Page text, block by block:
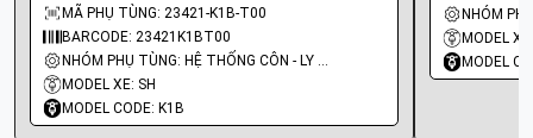
MÃ PHỤ TÙNG: 23421-K1B-T00
BARCODE: 23421K1BT00
NHÓM PHỤ TÙNG: HỆ THỐNG CÔN - LY HỢP - TRỤC SỐ - BÁNH RĂNG
MODEL XE: SH
MODEL CODE: K1B
MODEL
MODEL